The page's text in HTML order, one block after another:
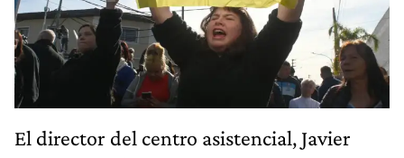
El director del centro asistencial, Javier